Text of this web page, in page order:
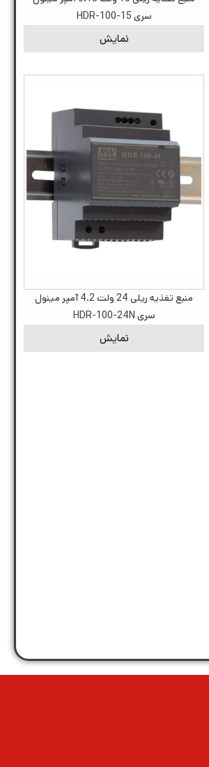
سری HDR-100-15
نمایش
منبع تغذیه ریلی 24 ولت 4.2 آمپر مینول
سری HDR-100-24N
نمایش